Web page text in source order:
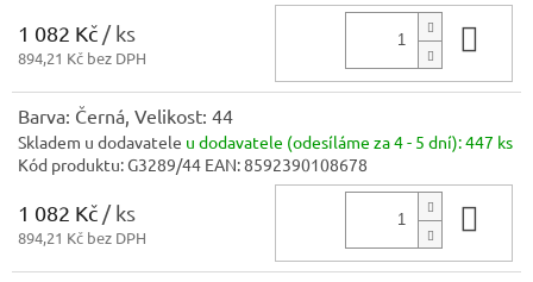
1 082 Kč / ks
894,21 Kč bez DPH
Barva: Černá, Velikost: 44
Skladem u dodavatele u dodavatele (odesíláme za 4 - 5 dní):447 ks
Kód produktu:G3289/44 EAN:8592390108678
1 082 Kč / ks
894,21 Kč bez DPH